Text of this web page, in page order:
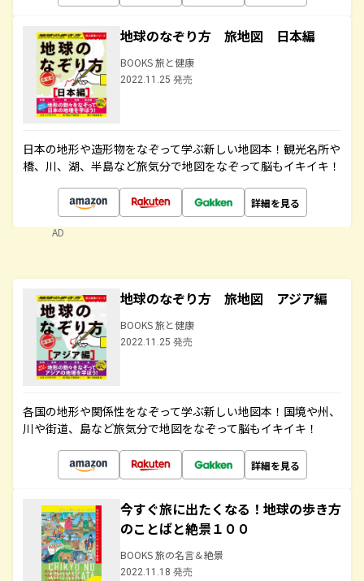
地球のなぞり方 旅地図 日本編
BOOKS 旅と健康
2022.11.25 発売
日本の地形や造形物をなぞって学ぶ新しい地図本！観光名所や
橋、川、湖、半島など旅気分で地図をなぞって脳もイキイキ！
詳細を見る
AD
地球のなぞり方 旅地図 アジア編
BOOKS 旅と健康
2022.11.25 発売
各国の地形や関係性をなぞって学ぶ新しい地図本！国境や州、
川や街道、島など旅気分で地図をなぞって脳もイキイキ！
詳細を見る
今すぐ旅に出たくなる！地球の歩き方
のことばと絶景１００
BOOKS 旅の名言＆絶景
2022.11.18 発売